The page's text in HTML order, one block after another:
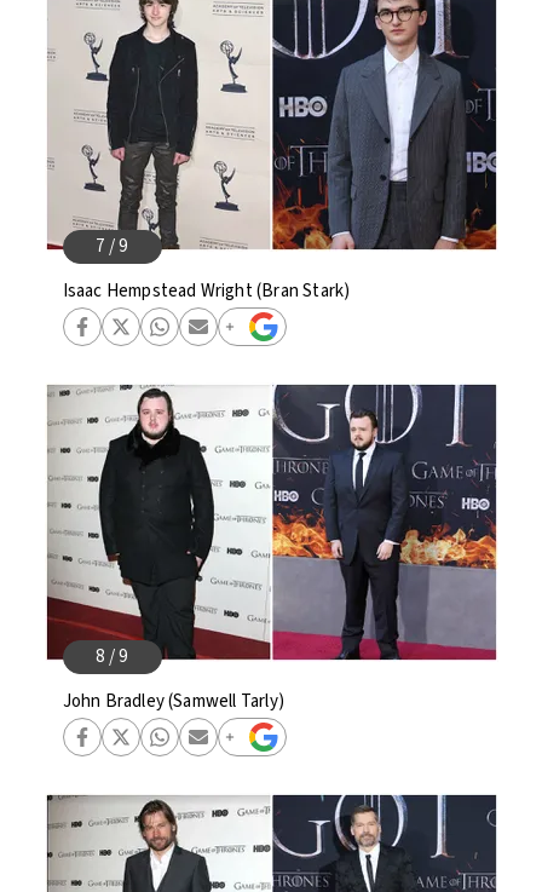
Isaac Hempstead Wright (Bran Stark)
John Bradley (Samwell Tarly)